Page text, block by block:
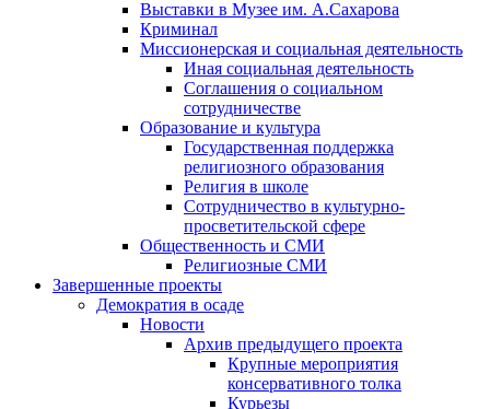
Выставки в Музее им. А.Сахарова
Криминал
Миссионерская и социальная деятельность
Иная социальная деятельность
Соглашения о социальном
сотрудничестве
Образование и культура
Государственная поддержка
религиозного образования
Религия в школе
Сотрудничество в культурно-
просветительской сфере
Общественность и СМИ
Религиозные СМИ
Завершенные проекты
Демократия в осаде
Новости
Архив предыдущего проекта
Крупные мероприятия
консервативного толка
Курьезы